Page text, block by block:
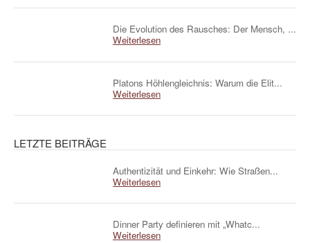
Die Evolution des Rausches: Der Mensch, ...
Weiterlesen
Platons Höhlengleichnis: Warum die Elit...
Weiterlesen
LETZTE BEITRÄGE
Authentizität und Einkehr: Wie Straßen...
Weiterlesen
Dinner Party definieren mit „Whatc...
Weiterlesen